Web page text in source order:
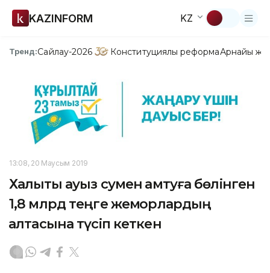
KAZINFORM KZ
Тренд:Сайлау-2026 Конституциялық реформаАрнайы
13:08, 20 Маусым 2019
Халықты ауыз сумен қамтуға бөлінген
1,8 млрд теңге жемқорлардың
қалтасына түсіп кеткен